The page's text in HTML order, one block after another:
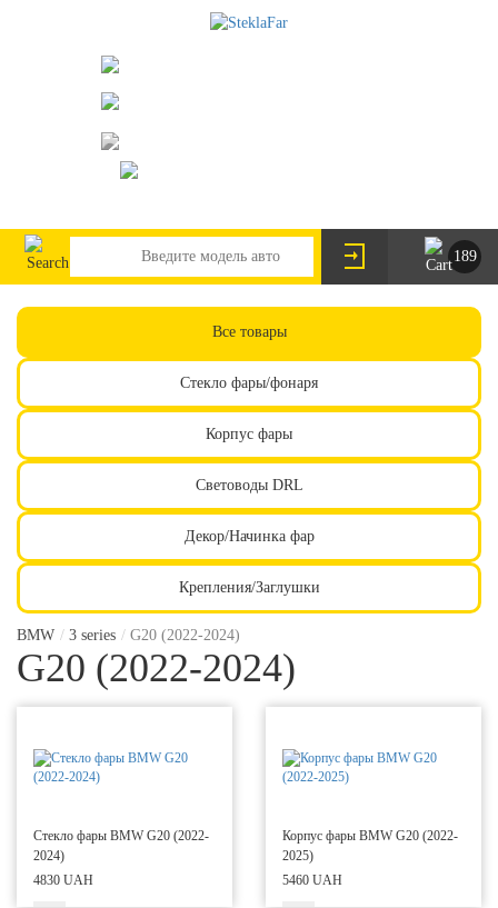
189
Все товары
Стекло фары/фонаря
Корпус фары
Световоды DRL
Декор/Начинка фар
Крепления/Заглушки
BMW / 3 series / G20 (2022-2024)
G20 (2022-2024)
Стекло фары BMW G20 (2022-
2024)
4830 UAH
Корпус фары BMW G20 (2022-
2025)
5460 UAH